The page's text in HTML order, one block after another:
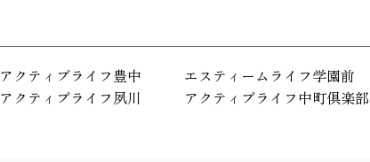
アクティブライフ豊中 エスティームライフ学園前
アクティブライフ夙川 アクティブライフ中町倶楽部